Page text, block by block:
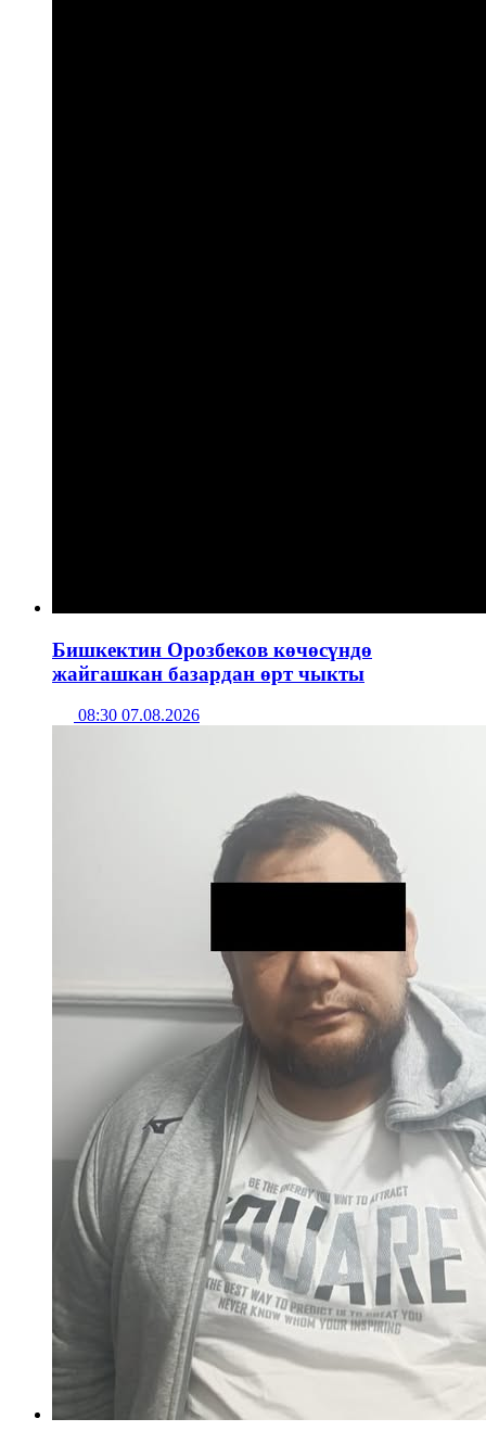
Бишкектин Орозбеков көчөсүндө
жайгашкан базардан өрт чыкты
08:30 07.08.2026